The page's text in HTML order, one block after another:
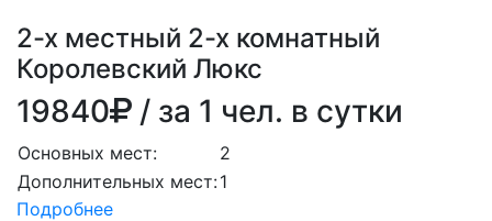
2-х местный 2-х комнатный
Королевский Люкс
19840 / за 1 чел. в сутки
Основных мест:
2
Дополнительных мест:1
Подробнее